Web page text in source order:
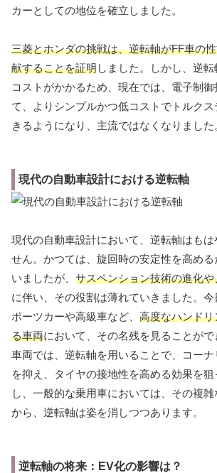
カーとしての地位を確立しました。
三菱とホンダの挑戦は、逆転軸がFF車の
献することを証明しました。しかし、逆
コストがかかるため、現在では、電子制
て、よりシンプルかつ低コストでトルク
きるようになり、主流ではなくなりました
現代の自動車設計における逆転軸
現代の自動車設計において、逆転軸はもは
せん。かつては、旋回時の安定性を高める
いましたが、 サスペンション技術の進化
に伴い、その役割は薄れていきました。
ポーツカーや高級車など、 高度なハンド
る車両において、その名残を見ることが
車両では、逆転軸を用いることで、コー
を抑え、タイヤの接地性を高める効果を
し、一般的な乗用車においては、その複
から、逆転軸は姿を消しつつあります。
逆転軸の将来：EV化の影響は？